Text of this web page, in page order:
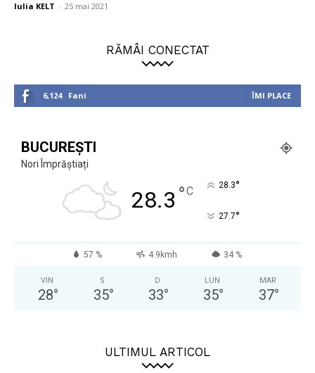
Iulia KELT - 25 mai 2021
RĂMÂI CONECTAT
6,124 Fani ÎMI PLACE
BUCUREȘTI
Nori Împrăștiați
28.3 °C 28.3°
27.7°
57 % 4.9kmh 34 %
VIN
28°
S
35°
D
33°
LUN
35°
MAR
37°
ULTIMUL ARTICOL